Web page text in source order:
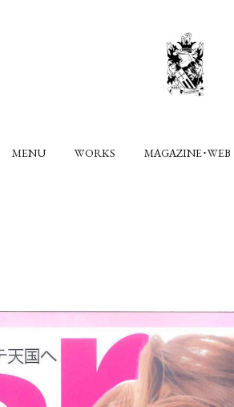
MENU WORKS MAGAZINE･WEB